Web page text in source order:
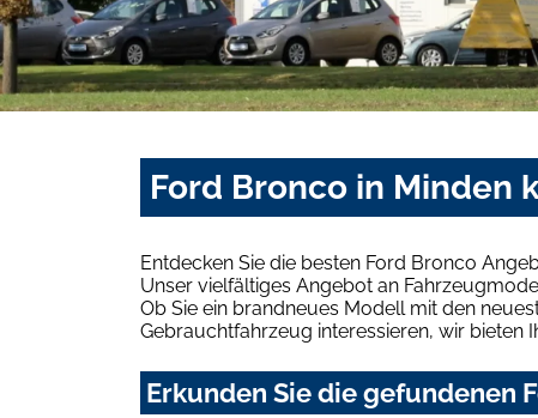
Ford Bronco in Minden
Entdecken Sie die besten Ford Bronco
Unser vielfältiges Angebot an
Ob Sie ein brandneues Modell mit den
Gebrauchtfahrzeug interessieren, wir bieten
Erkunden Sie die gefundenen